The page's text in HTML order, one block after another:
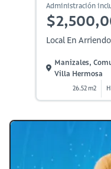
Administración
Local En Arriendo
Manizales,
Villa Hermosa
26.52 m2